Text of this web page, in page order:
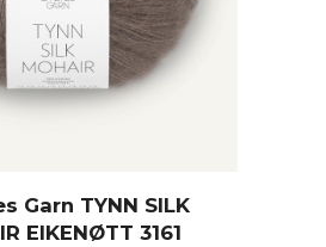
Garn TYNN SILK
EIKENØTT 3161